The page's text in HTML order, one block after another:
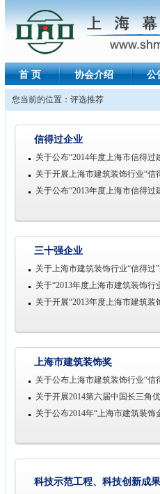
首 页 协会介绍 公
您当前的位置：评选推荐
信得过企业
关于公布“2014年度上海市信得
关于开展上海市建筑装饰行业“信
关于公布“2013年度上海市信得
三十强企业
关于上海市建筑装饰行业“信得
关于“2013年度上海市建筑装饰行
关于开展“2013年度上海市建筑装
上海市建筑装饰奖
关于公布上海市建筑装饰行业“
关于开展2014第六届中国长三角
关于公布2014年“上海市建筑装饰
科技示范工程、科技创新成果